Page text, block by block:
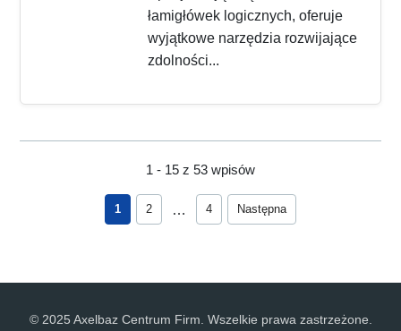
łamigłówek logicznych, oferuje
wyjątkowe narzędzia rozwijające
zdolności...
1 - 15 z 53 wpisów
1 2 … 4 Następna
© 2025 Axelbaz Centrum Firm. Wszelkie prawa zastrzeżone.